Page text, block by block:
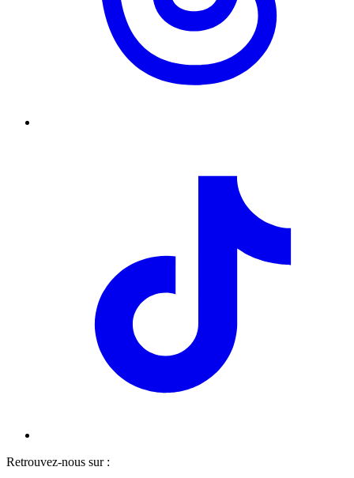
Retrouvez-nous sur :